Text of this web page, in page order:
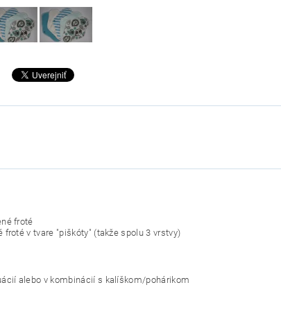
froté
v tvare "piškóty" (takže spolu 3 vrstvy)
alebo v kombinácií s kalíškom/pohárikom